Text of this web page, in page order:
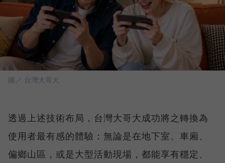
圖／ 台灣大哥大
透過上述技術布局，台灣大哥大成功將之轉換為
使用者最有感的體驗：無論是在地下室、車廂、
偏鄉山區，或是大型活動現場，都能享有穩定、